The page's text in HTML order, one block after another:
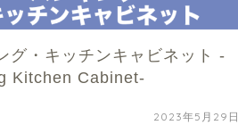
グ・キッチンキャビネット -
Kitchen Cabinet-
2023年5月29日